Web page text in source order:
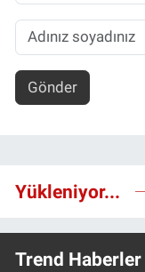
Gönder
Yükleniyor...
Trend Haberler